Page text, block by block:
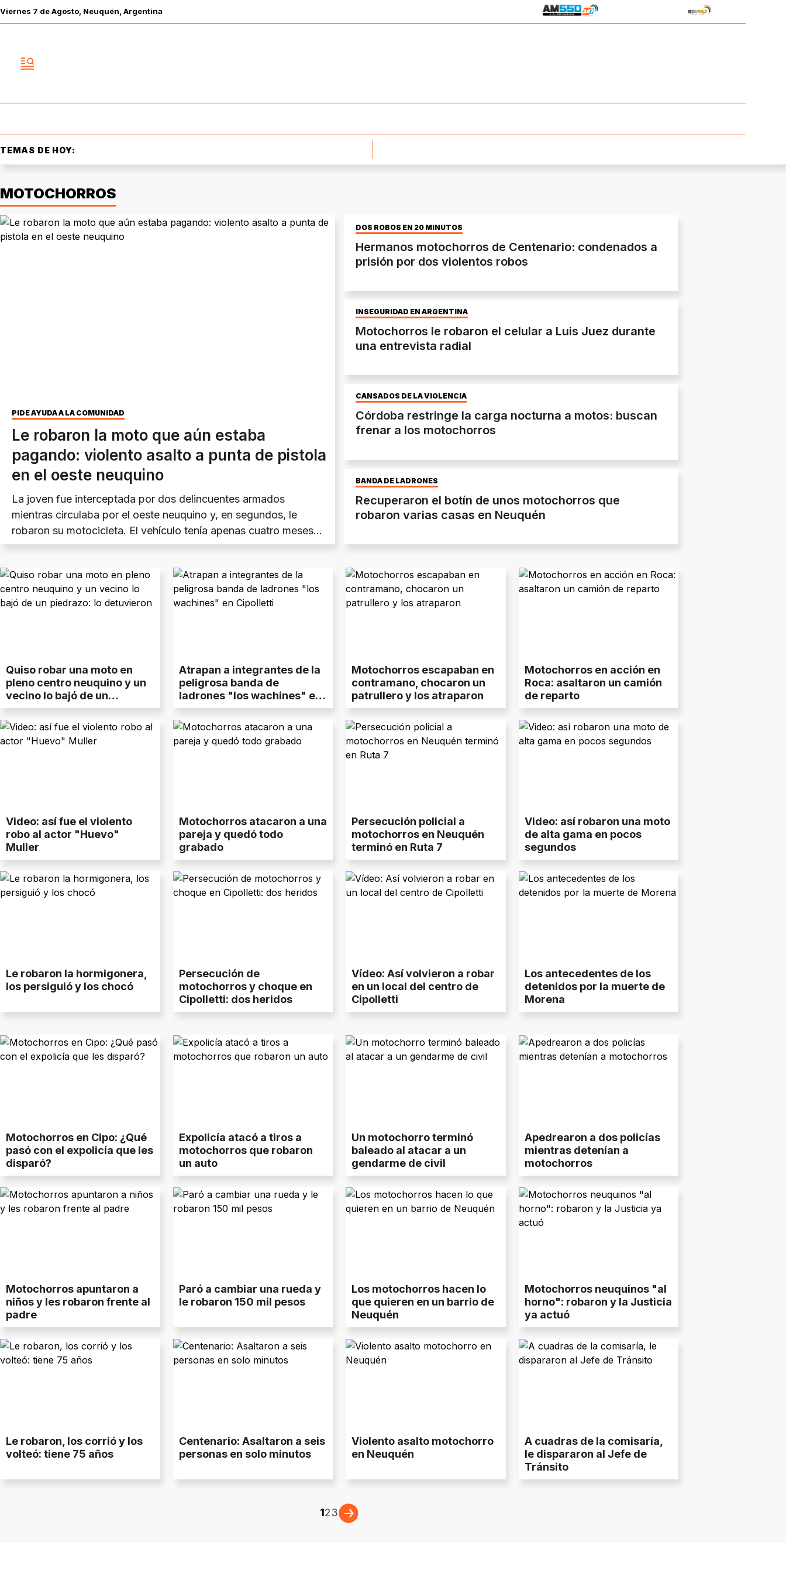
Viernes 7 deAgosto , Neuquén, Argentina
TEMAS DE HOY:
MOTOCHORROS
PIDE AYUDA A LA COMUNIDAD
Le robaron la moto que aún estaba
pagando: violento asalto a punta de pistola
en el oeste neuquino
La joven fue interceptada por dos delincuentes armados
mientras circulaba por el oeste neuquino y, en segundos, le
robaron su motocicleta. El vehículo tenía apenas cuatro meses
de uso y aún no había sido terminado de pagar.
DOS ROBOS EN 20 MINUTOS
Hermanos motochorros de Centenario: condenados a
prisión por dos violentos robos
INSEGURIDAD EN ARGENTINA
Motochorros le robaron el celular a Luis Juez durante
una entrevista radial
CANSADOS DE LA VIOLENCIA
Córdoba restringe la carga nocturna a motos: buscan
frenar a los motochorros
BANDA DE LADRONES
Recuperaron el botín de unos motochorros que
robaron varias casas en Neuquén
Quiso robar una moto en
pleno centro neuquino y un
vecino lo bajó de un
piedrazo: lo detuvieron
Atrapan a integrantes de la
peligrosa banda de
ladrones "los wachines" en
Cipolletti
Motochorros escapaban en
contramano, chocaron un
patrullero y los atraparon
Motochorros en acción en
Roca: asaltaron un camión
de reparto
Video: así fue el violento
robo al actor "Huevo"
Muller
Motochorros atacaron a una
pareja y quedó todo
grabado
Persecución policial a
motochorros en Neuquén
terminó en Ruta 7
Video: así robaron una moto
de alta gama en pocos
segundos
Le robaron la hormigonera,
los persiguió y los chocó
Persecución de
motochorros y choque en
Cipolletti: dos heridos
Vídeo: Así volvieron a robar
en un local del centro de
Cipolletti
Los antecedentes de los
detenidos por la muerte de
Morena
Motochorros en Cipo: ¿Qué
pasó con el expolicía que les
disparó?
Expolicía atacó a tiros a
motochorros que robaron
un auto
Un motochorro terminó
baleado al atacar a un
gendarme de civil
Apedrearon a dos policías
mientras detenían a
motochorros
Motochorros apuntaron a
niños y les robaron frente al
padre
Paró a cambiar una rueda y
le robaron 150 mil pesos
Los motochorros hacen lo
que quieren en un barrio de
Neuquén
Motochorros neuquinos "al
horno": robaron y la Justicia
ya actuó
Le robaron, los corrió y los
volteó: tiene 75 años
Centenario: Asaltaron a seis
personas en solo minutos
Violento asalto motochorro
en Neuquén
A cuadras de la comisaría,
le dispararon al Jefe de
Tránsito
123